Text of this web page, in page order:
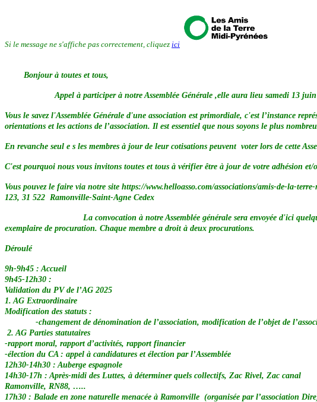
Si le message ne s'affiche pas correctement, cliquez ici
Bonjour à toutes et tous,
Appel à participer à notre Assemblée Générale ,elle aura lieu samedi 13 juin
Vous le savez l'Assemblée Générale d'une association est primordiale, c'est l’instance
orientations et les actions de l’association. Il est essentiel que nous soyons le plus
En revanche seul e s les membres à jour de leur cotisations peuvent voter lors de cette
C'est pourquoi nous vous invitons toutes et tous à vérifier être à jour de votre adhésion
Vous pouvez le faire via notre site https://www.helloasso.com/associations/amis-de-la-
123, 31 522 Ramonville-Saint-Agne Cedex
La convocation à notre Assemblée générale sera envoyée d'ici quelques jours à
exemplaire de procuration. Chaque membre a droit à deux procurations.
Déroulé
9h-9h45 : Accueil
9h45-12h30 :
Validation du PV de l’AG 2025
1. AG Extraordinaire
Modification des statuts :
-changement de dénomination de l’association, modification de l’objet de
2. AG Parties statutaires
-rapport moral, rapport d’activités, rapport financier
-élection du CA : appel à candidatures et élection par l’Assemblée
12h30-14h30 : Auberge espagnole
14h30-17h : Après-midi des Luttes, à déterminer quels collectifs, Zac Rivel, Zac canal
Ramonville, RN88, …..
17h30 : Balade en zone naturelle menacée à Ramonville (organisée par l’association